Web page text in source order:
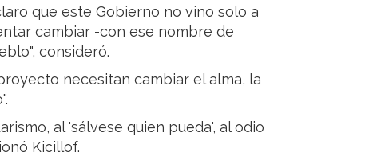
que este Gobierno no vino solo a
cambiar -con ese nombre de
consideró.
necesitan cambiar el alma, la
al 'sálvese quien pueda', al odio
Kicillof.